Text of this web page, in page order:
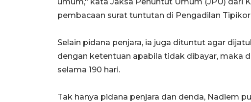
pembacaan surat tuntutan di Pengadilan Tipikor
Selain pidana penjara, ia juga dituntut agar
dengan ketentuan apabila tidak dibayar, maka
selama 190 hari.
Tak hanya pidana penjara dan denda, Nadiem